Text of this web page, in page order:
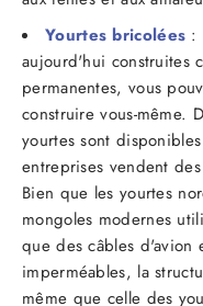
Yourtes bricolées :
aujourd'hui construites
permanentes, vous
construire vous-même.
yourtes sont
entreprises vendent
Bien que les yourtes
mongoles modernes
que des câbles d'avion
imperméables, la
même que celle des